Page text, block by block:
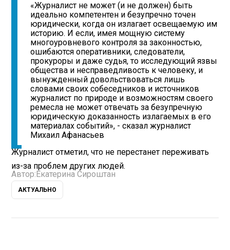
«Журналист не может (и не должен) быть
идеально компетентен и безупречно точен
юридически, когда он излагает освещаемую им
историю. И если, имея мощную систему
многоуровневого контроля за законностью,
ошибаются оперативники, следователи,
прокуроры и даже судья, то исследующий язвы
общества и несправедливость к человеку, и
вынужденный довольствоваться лишь
словами своих собеседников и источников
журналист по природе и возможностям своего
ремесла не может отвечать за безупречную
юридическую доказанность излагаемых в его
материалах событий», - сказал журналист
Михаил Афанасьев
Журналист отметил, что не перестанет переживать
из-за проблем других людей.
Автор: Екатерина Сироштан
АКТУАЛЬНО